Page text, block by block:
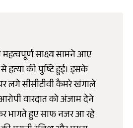
साक्ष्य सामने आए
हत्या की पुष्टि हुई। इसके
लगे सीसीटीवी कैमरे खंगाले
वारदात को अंजाम देने
भागते हुए साफ नजर आ रहे